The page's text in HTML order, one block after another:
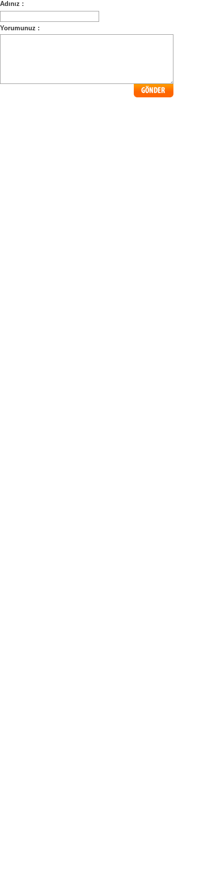
Adınız :
Yorumunuz :